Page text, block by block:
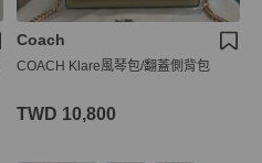
Coach
COACH Klare風琴包/翻蓋側背包
TWD 10,800